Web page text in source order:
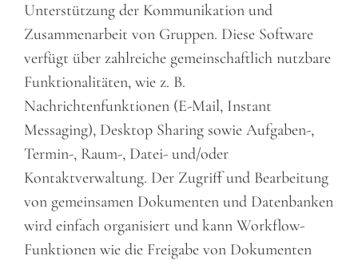
Unterstützung der Kommunikation und
Zusammenarbeit von Gruppen. Diese Software
verfügt über zahlreiche gemeinschaftlich nutzbare
Funktionalitäten, wie z. B.
Nachrichtenfunktionen (E-Mail, Instant
Messaging), Desktop Sharing sowie Aufgaben-,
Termin-, Raum-, Datei- und/oder
Kontaktverwaltung. Der Zugriff und Bearbeitung
von gemeinsamen Dokumenten und Datenbanken
wird einfach organisiert und kann Workflow-
Funktionen wie die Freigabe von Dokumenten